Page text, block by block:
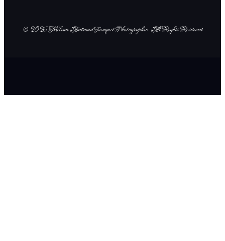
© 2026 Mélina Andraud Fouquet Photographie. All Rights Reserved